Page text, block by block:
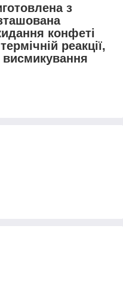
з
конфеті
реакції,